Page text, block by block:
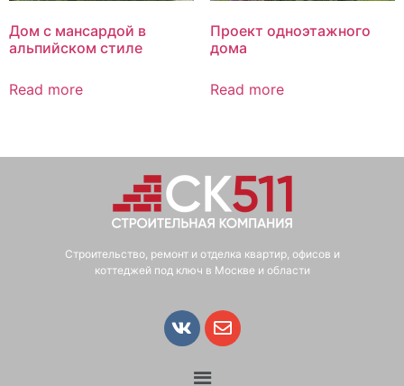
Дом с мансардой в
альпийском стиле
Read more
Проект одноэтажного
дома
Read more
Строительство, ремонт и отделка квартир, офисов и
коттеджей под ключ в Москве и области